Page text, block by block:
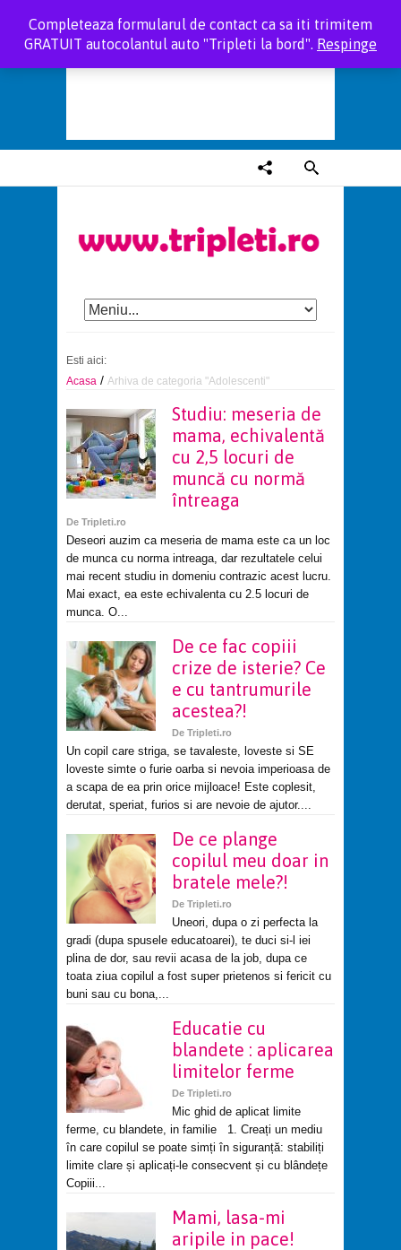
Esti aici:
Acasa / Arhiva de categoria "Adolescenti"
Studiu: meseria de
mama, echivalentă
cu 2,5 locuri de
muncă cu normă
întreaga
De Tripleti.ro
Deseori auzim ca meseria de mama este ca un loc
de munca cu norma intreaga, dar rezultatele celui
mai recent studiu in domeniu contrazic acest lucru.
Mai exact, ea este echivalenta cu 2.5 locuri de
munca. O...
De ce fac copiii
crize de isterie? Ce
e cu tantrumurile
acestea?!
De Tripleti.ro
Un copil care striga, se tavaleste, loveste si SE
loveste simte o furie oarba si nevoia imperioasa de
a scapa de ea prin orice mijloace! Este coplesit,
derutat, speriat, furios si are nevoie de ajutor....
De ce plange
copilul meu doar in
bratele mele?!
De Tripleti.ro
Uneori, dupa o zi perfecta la
gradi (dupa spusele educatoarei), te duci si-l iei
plina de dor, sau revii acasa de la job, dupa ce
toata ziua copilul a fost super prietenos si fericit cu
buni sau cu bona,...
Educatie cu
blandete : aplicarea
limitelor ferme
De Tripleti.ro
Mic ghid de aplicat limite
ferme, cu blandete, in familie 1. Creați un mediu
în care copilul se poate simți în siguranță: stabiliți
limite clare și aplicați-le consecvent și cu blândețe
Copiii...
Mami, lasa-mi
aripile in pace!
Completeaza formularul de contact ca sa iti trimitem
GRATUIT autocolantul auto "Tripleti la bord". Respinge